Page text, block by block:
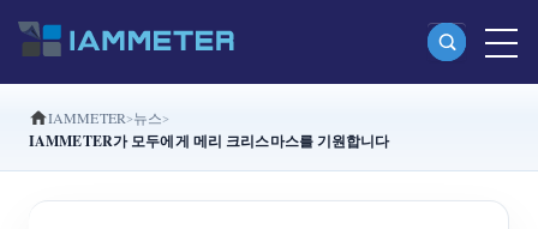
제품
IAMMETER 뉴스
IAMMETER가 모두에게 메리 크리스마스를 기원합니다